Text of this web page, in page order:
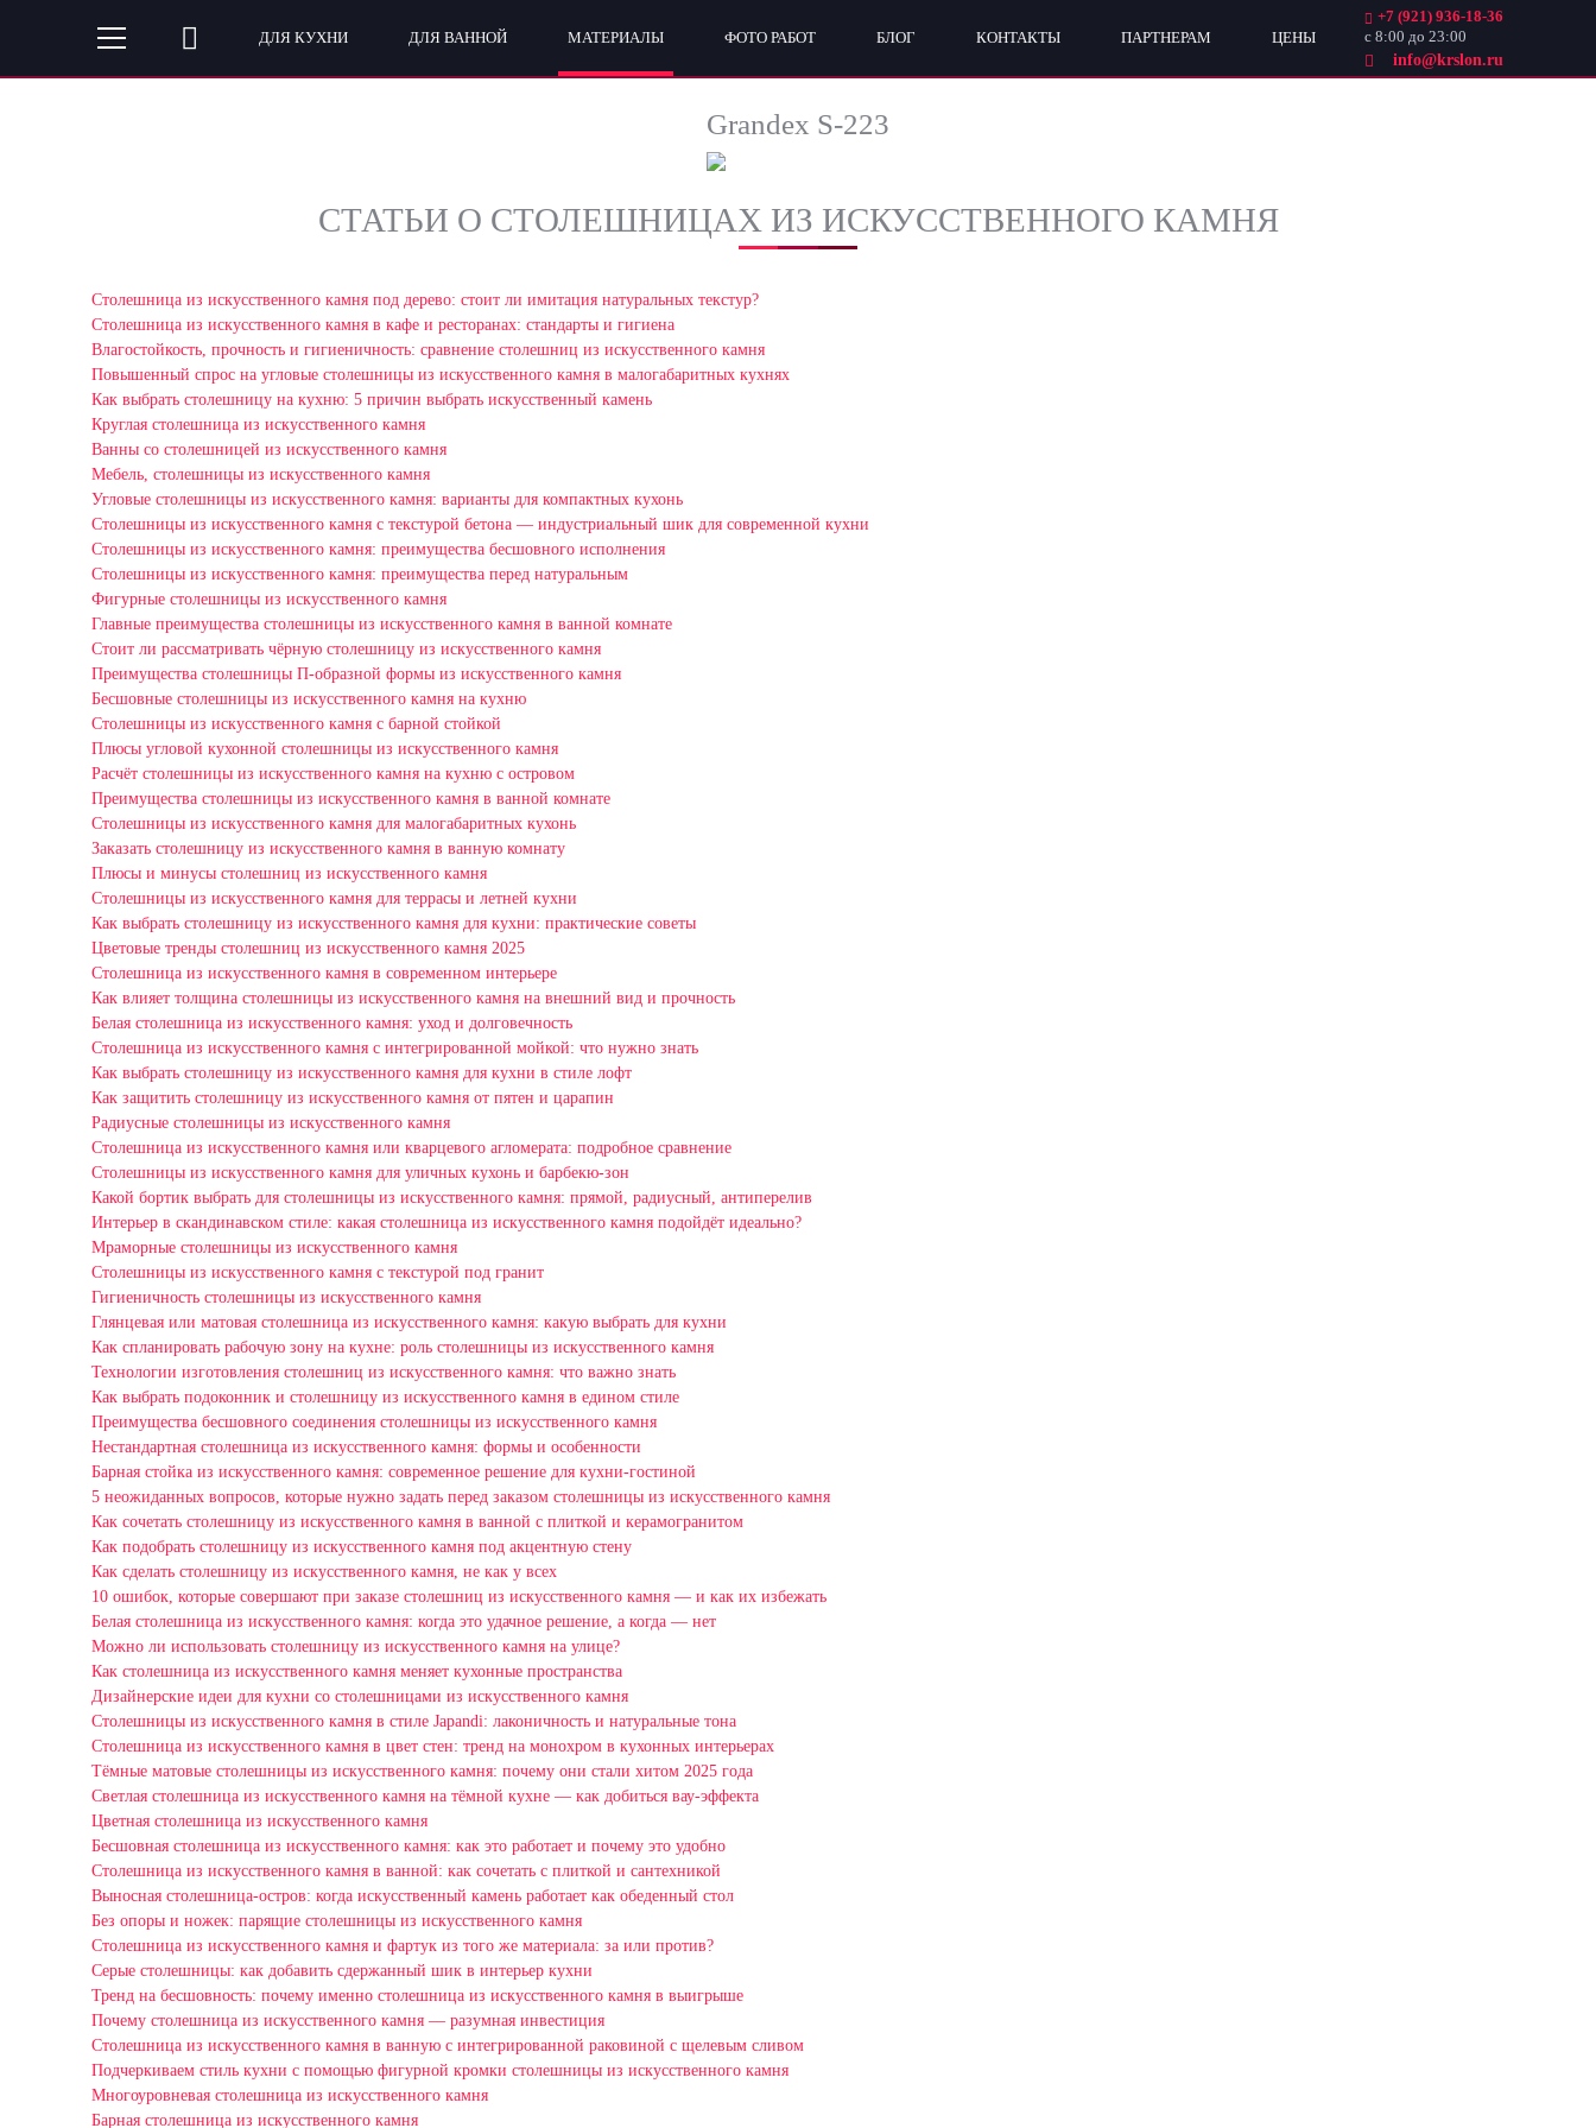
ДЛЯ КУХНИ ДЛЯ ВАННОЙ МАТЕРИАЛЫ ФОТО РАБОТ БЛОГ КОНТАКТЫ ПАРТНЕРАМ ЦЕНЫ
+7 (921) 936-18-36
с 8:00 до 23:00
info@krslon.ru
Grandex S-223
СТАТЬИ О СТОЛЕШНИЦАХ ИЗ ИСКУССТВЕННОГО КАМНЯ
Столешница из искусственного камня под дерево: стоит ли имитация натуральных текстур?
Столешница из искусственного камня в кафе и ресторанах: стандарты и гигиена
Влагостойкость, прочность и гигиеничность: сравнение столешниц из искусственного камня
Повышенный спрос на угловые столешницы из искусственного камня в малогабаритных кухнях
Как выбрать столешницу на кухню: 5 причин выбрать искусственный камень
Круглая столешница из искусственного камня
Ванны со столешницей из искусственного камня
Мебель, столешницы из искусственного камня
Угловые столешницы из искусственного камня: варианты для компактных кухонь
Столешницы из искусственного камня с текстурой бетона — индустриальный шик для современной кухни
Столешницы из искусственного камня: преимущества бесшовного исполнения
Столешницы из искусственного камня: преимущества перед натуральным
Фигурные столешницы из искусственного камня
Главные преимущества столешницы из искусственного камня в ванной комнате
Стоит ли рассматривать чёрную столешницу из искусственного камня
Преимущества столешницы П-образной формы из искусственного камня
Бесшовные столешницы из искусственного камня на кухню
Столешницы из искусственного камня с барной стойкой
Плюсы угловой кухонной столешницы из искусственного камня
Расчёт столешницы из искусственного камня на кухню с островом
Преимущества столешницы из искусственного камня в ванной комнате
Столешницы из искусственного камня для малогабаритных кухонь
Заказать столешницу из искусственного камня в ванную комнату
Плюсы и минусы столешниц из искусственного камня
Столешницы из искусственного камня для террасы и летней кухни
Как выбрать столешницу из искусственного камня для кухни: практические советы
Цветовые тренды столешниц из искусственного камня 2025
Столешница из искусственного камня в современном интерьере
Как влияет толщина столешницы из искусственного камня на внешний вид и прочность
Белая столешница из искусственного камня: уход и долговечность
Столешница из искусственного камня с интегрированной мойкой: что нужно знать
Как выбрать столешницу из искусственного камня для кухни в стиле лофт
Как защитить столешницу из искусственного камня от пятен и царапин
Радиусные столешницы из искусственного камня
Столешница из искусственного камня или кварцевого агломерата: подробное сравнение
Столешницы из искусственного камня для уличных кухонь и барбекю-зон
Какой бортик выбрать для столешницы из искусственного камня: прямой, радиусный, антиперелив
Интерьер в скандинавском стиле: какая столешница из искусственного камня подойдёт идеально?
Мраморные столешницы из искусственного камня
Столешницы из искусственного камня с текстурой под гранит
Гигиеничность столешницы из искусственного камня
Глянцевая или матовая столешница из искусственного камня: какую выбрать для кухни
Как спланировать рабочую зону на кухне: роль столешницы из искусственного камня
Технологии изготовления столешниц из искусственного камня: что важно знать
Как выбрать подоконник и столешницу из искусственного камня в едином стиле
Преимущества бесшовного соединения столешницы из искусственного камня
Нестандартная столешница из искусственного камня: формы и особенности
Барная стойка из искусственного камня: современное решение для кухни-гостиной
5 неожиданных вопросов, которые нужно задать перед заказом столешницы из искусственного камня
Как сочетать столешницу из искусственного камня в ванной с плиткой и керамогранитом
Как подобрать столешницу из искусственного камня под акцентную стену
Как сделать столешницу из искусственного камня, не как у всех
10 ошибок, которые совершают при заказе столешниц из искусственного камня — и как их избежать
Белая столешница из искусственного камня: когда это удачное решение, а когда — нет
Можно ли использовать столешницу из искусственного камня на улице?
Как столешница из искусственного камня меняет кухонные пространства
Дизайнерские идеи для кухни со столешницами из искусственного камня
Столешницы из искусственного камня в стиле Japandi: лаконичность и натуральные тона
Столешница из искусственного камня в цвет стен: тренд на монохром в кухонных интерьерах
Тёмные матовые столешницы из искусственного камня: почему они стали хитом 2025 года
Светлая столешница из искусственного камня на тёмной кухне — как добиться вау-эффекта
Цветная столешница из искусственного камня
Бесшовная столешница из искусственного камня: как это работает и почему это удобно
Столешница из искусственного камня в ванной: как сочетать с плиткой и сантехникой
Выносная столешница-остров: когда искусственный камень работает как обеденный стол
Без опоры и ножек: парящие столешницы из искусственного камня
Столешница из искусственного камня и фартук из того же материала: за или против?
Серые столешницы: как добавить сдержанный шик в интерьер кухни
Тренд на бесшовность: почему именно столешница из искусственного камня в выигрыше
Почему столешница из искусственного камня — разумная инвестиция
Столешница из искусственного камня в ванную с интегрированной раковиной с щелевым сливом
Подчеркиваем стиль кухни с помощью фигурной кромки столешницы из искусственного камня
Многоуровневая столешница из искусственного камня
Барная столешница из искусственного камня